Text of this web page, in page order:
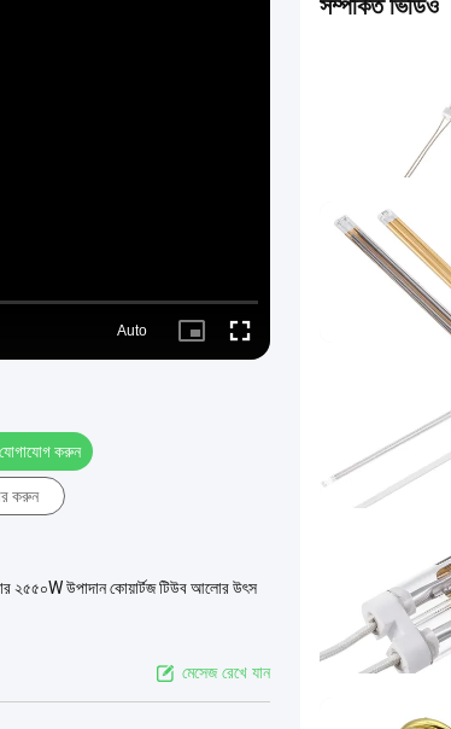
Auto
Picture- Fullscreen
করুন
করুন
২৫৫০W উপাদান কোয়ার্টজ টিউব আলোর উৎস
মেসেজ রেখে যান
সম্পর্কিত ভিডিও